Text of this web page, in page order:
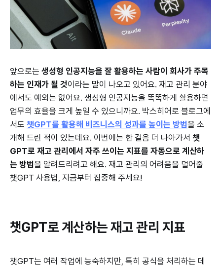
앞으로는 생성형 인공지능을 잘 활용하는 사람이 회사가 주목
하는 인재가 될 것이라는 말이 나오고 있어요. 재고 관리 분야
에서도 예외는 없어요. 생성형 인공지능을 똑똑하게 활용하면
업무의 효율을 크게 높일 수 있으니까요. 박스히어로 블로그에
서도 챗GPT를 활용해 비즈니스의 성과를 높이는 방법 을 소
개해 드린 적이 있는데요. 이번에는 한 걸음 더 나아가서 챗
GPT로 재고 관리에서 자주 쓰이는 지표를 자동으로 계산하
는 방법 을 알려드리려고 해요. 재고 관리의 어려움을 덜어줄
챗GPT 사용법, 지금부터 집중해 주세요!
챗GPT로 계산하는 재고 관리 지표
챗GPT는 여러 작업에 능숙하지만, 특히 공식을 처리하는 데